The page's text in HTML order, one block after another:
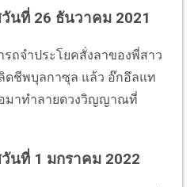
นที่ 26 ธันวาคม 2021
ถจำประโยคสั่งลาของพี่สาว
ดชีพบุลกาซุล แล้ว อ๊กอึลแท
อมาทำลายดวงวิญญาณที่
นที่ 1 มกราคม 2022